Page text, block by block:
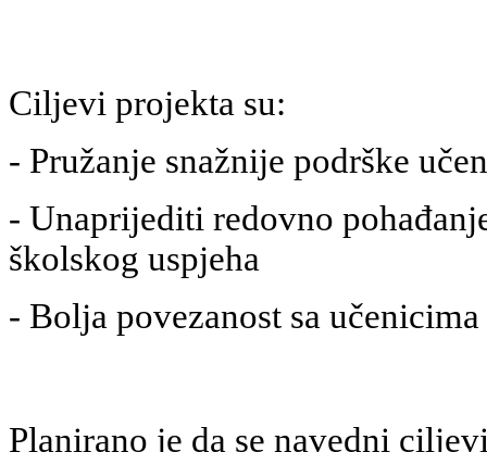
Ciljevi projekta su:
- Pružanje snažnije podrške
- Unaprijediti redovno
školskog uspjeha
- Bolja povezanost sa
Planirano je da se navedni